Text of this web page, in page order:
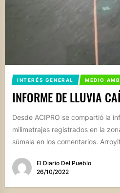
INTERÉS GENERAL MEDIO
INFORME DE LLUVIA
Desde ACIPRO se compartió la
milimetrajes registrados en la
súmala en los comentarios.
El Diario Del Pueblo
26/10/2022